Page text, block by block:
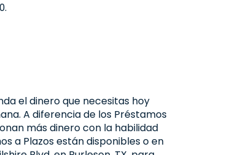
el dinero que necesitas hoy
A diferencia de los Préstamos
más dinero con la habilidad
a Plazos están disponibles o en